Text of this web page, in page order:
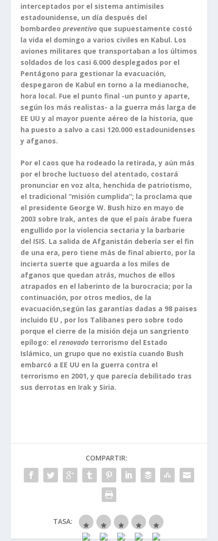
interceptados por el sistema antimisiles
estadounidense, un día después del
bombardeopreventivo que supuestamente costó
la vida el domingo a varios civiles en Kabul. Los
aviones militares que transportaban a los últimos
soldados de los casi 6.000 desplegados por el
Pentágono para gestionar la evacuación,
despegaron de Kabul en torno a la medianoche,
hora local. Fue el punto final -un punto y aparte,
según los más realistas- a la guerra más larga de
EE UU y al mayor puente aéreo de la historia, que
ha puesto a salvo a casi 120.000 estadounidenses
y afganos.
Por el caos que ha rodeado la retirada, y aún más
por el broche luctuoso del atentado, costará
pronunciar en voz alta, henchida de patriotismo,
el tradicional “misión cumplida”; la proclama que
el presidente George W. Bush hizo en mayo de
2003 sobre Irak, antes de que el país árabe fuera
engullido por la violencia sectaria y la barbarie
del ISIS. La salida de Afganistán debería ser el fin
de una era, pero tiene más de final abierto, por la
incierta suerte que aguarda a los miles de
afganos que quedan atrás, muchos de ellos
atrapados en el laberinto de la burocracia; por la
continuación, por otros medios, de la
evacuación,según las garantías dadas a 98 paises
incluido EU , por los Talibanes pero sobre todo
porque el cierre de la misión deja un sangriento
epílogo: elrenovado terrorismo del Estado
Islámico, un grupo que no existía cuando Bush
embarcó a EE UU en la guerra contra el
terrorismo en 2001, y que parecía debilitado tras
sus derrotas en Irak y Siria.
COMPARTIR:
TASA: